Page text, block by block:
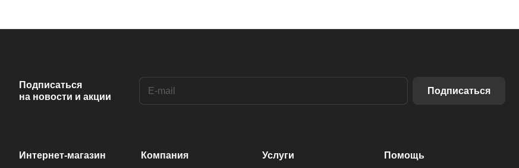
Подписаться
на новости и акции
Подписаться
Интернет-магазин Компания Услуги Помощь